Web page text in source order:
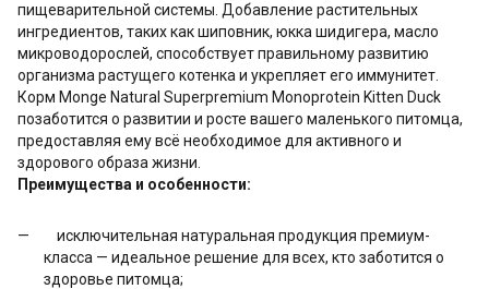
пищеварительной системы. Добавление растительных
ингредиентов, таких как шиповник, юкка шидигера, масло
микроводорослей, способствует правильному развитию
организма растущего котенка и укрепляет его иммунитет.
Корм Monge Natural Superpremium Monoprotein Kitten Duck
позаботится о развитии и росте вашего маленького питомца,
предоставляя ему всё необходимое для активного и
здорового образа жизни.
Преимущества и особенности:
исключительная натуральная продукция премиум-
класса — идеальное решение для всех, кто заботится о
здоровье питомца;